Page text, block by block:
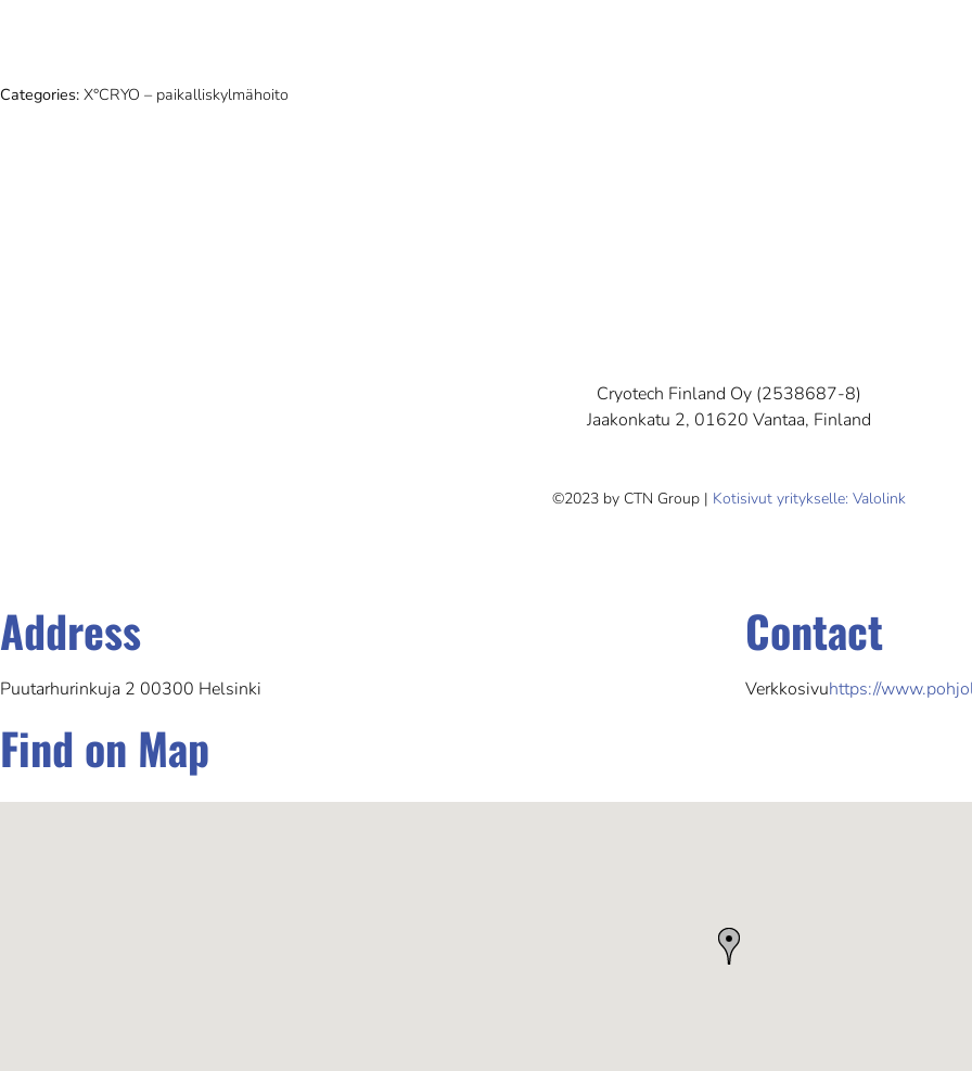
Categories: X°CRYO – paikalliskylmähoito
Cryotech Finland Oy (2538687-8)
Jaakonkatu 2, 01620 Vantaa, Finland
©2023 by CTN Group | Kotisivut yritykselle: Valolink
Address
Puutarhurinkuja 2 00300 Helsinki
Contact
Verkkosivuhttps://
Find on Map